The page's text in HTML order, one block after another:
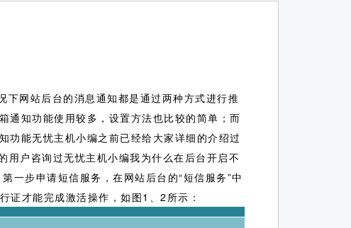
网站后台的消息通知都是通过两种方式进行推
通知功能使用较多，设置方法也比较的简单；而
功能无忧主机小编之前已经给大家详细的介绍过
用户咨询过无忧主机小编我为什么在后台开启不
一步申请短信服务，在网站后台的“短信服务”中
才能完成激活操作，如图1、2所示：